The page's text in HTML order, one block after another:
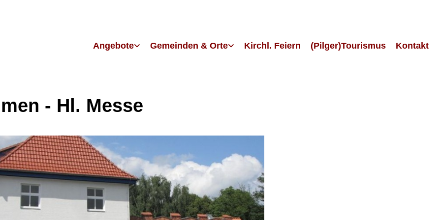
Angebote Gemeinden & Orte Kirchl. Feiern (Pilger)Tourismus Kontakt
- Hl. Messe